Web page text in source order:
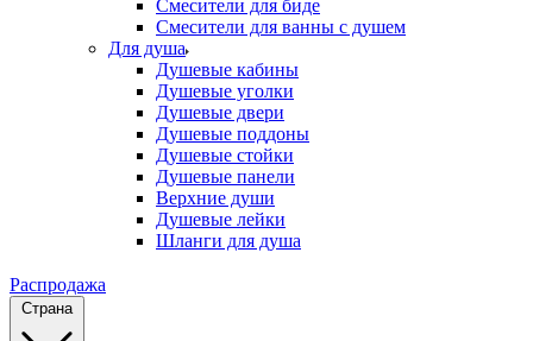
Смесители для биде
Смесители для ванны с душем
Для душа
Душевые кабины
Душевые уголки
Душевые двери
Душевые поддоны
Душевые стойки
Душевые панели
Верхние души
Душевые лейки
Шланги для душа
Распродажа
Страна